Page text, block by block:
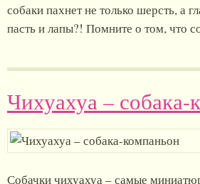
собаки пахнет не только шерсть, а
пасть и лапы?! Помните о том, что
Чихуахуа – собака-
Собачки чихуахуа – самые